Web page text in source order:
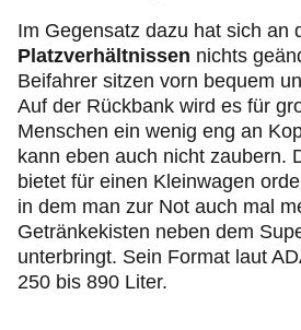
Im Gegensatz dazu hat sich an
Platzverhältnissen nichts
Beifahrer sitzen vorn bequem
Auf der Rückbank wird es für
Menschen ein wenig eng an
kann eben auch nicht zaubern.
bietet für einen Kleinwagen
in dem man zur Not auch mal
Getränkekisten neben dem
unterbringt. Sein Format laut
250 bis 890 Liter.